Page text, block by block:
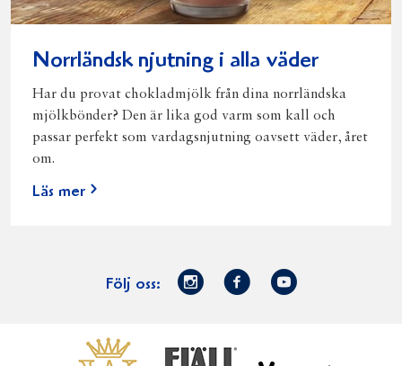
Norrländsk njutning i alla väder
Har du provat chokladmjölk från dina norrländska
mjölkbönder? Den är lika god varm som kall och
passar perfekt som vardagsnjutning oavsett väder, året
om.
Läs mer
Följ oss:
Norrmejerier
Facebook
Youtube
VästerbottensostFjällfil